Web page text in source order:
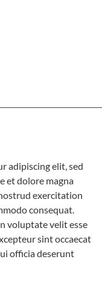
adipiscing elit, sed
et dolore magna
exercitation
consequat.
voluptate velit esse
sint occaecat
officia deserunt